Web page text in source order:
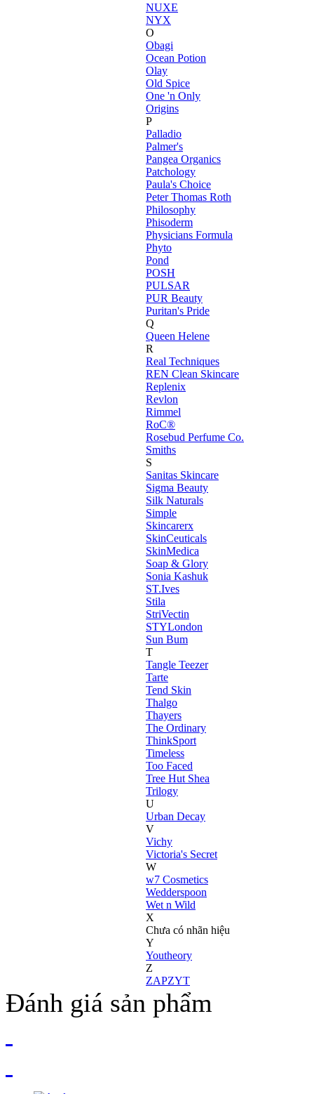
NUXE
NYX
O
Obagi
Ocean Potion
Olay
Old Spice
One 'n Only
Origins
P
Palladio
Palmer's
Pangea Organics
Patchology
Paula's Choice
Peter Thomas Roth
Philosophy
Phisoderm
Physicians Formula
Phyto
Pond
POSH
PULSAR
PUR Beauty
Puritan's Pride
Q
Queen Helene
R
Real Techniques
REN Clean Skincare
Replenix
Revlon
Rimmel
RoC®
Rosebud Perfume Co.
Smiths
S
Sanitas Skincare
Sigma Beauty
Silk Naturals
Simple
Skincarerx
SkinCeuticals
SkinMedica
Soap & Glory
Sonia Kashuk
ST.Ives
Stila
StriVectin
STYLondon
Sun Bum
T
Tangle Teezer
Tarte
Tend Skin
Thalgo
Thayers
The Ordinary
ThinkSport
Timeless
Too Faced
Tree Hut Shea
Trilogy
U
Urban Decay
V
Vichy
Victoria's Secret
W
w7 Cosmetics
Wedderspoon
Wet n Wild
X
Chưa có nhãn hiệu
Y
Youtheory
Z
ZAPZYT
Đánh giá sản phẩm